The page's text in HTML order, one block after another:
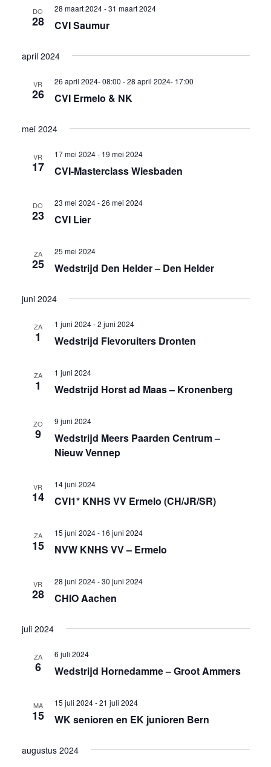
DO
28 CVI Saumur
28 maart 2024-31 maart 2024
april 2024
VR
26 CVI Ermelo & NK
26 april 2024- 08:00 -28 april 2024- 17:00
mei 2024
VR
17 CVI-Masterclass Wiesbaden
17 mei 2024- 19 mei 2024
DO
23 CVI Lier
23 mei 2024-26 mei 2024
ZA
25 Wedstrijd Den Helder – Den Helder
25 mei 2024
juni 2024
ZA
1 Wedstrijd Flevoruiters Dronten
1 juni 2024-2 juni 2024
ZA
1 Wedstrijd Horst ad Maas – Kronenberg
1 juni 2024
ZO
9
Wedstrijd Meers Paarden Centrum –
Nieuw Vennep
9 juni 2024
VR
14 CVI1* KNHS VV Ermelo (CH/JR/SR)
14 juni 2024
ZA
15 NVW KNHS VV – Ermelo
15 juni 2024- 16 juni 2024
VR
28 CHIO Aachen
28 juni 2024-30 juni 2024
juli 2024
ZA
6 Wedstrijd Hornedamme – Groot Ammers
6 juli 2024
MA
15 WK senioren en EK junioren Bern
15 juli 2024-21 juli 2024
augustus 2024